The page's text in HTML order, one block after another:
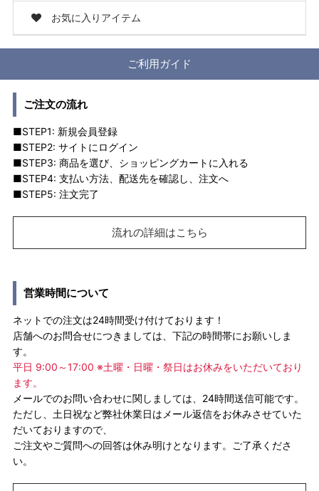
お気に入りアイテム
ご利用ガイド
ご注文の流れ
■STEP1: 新規会員登録
■STEP2: サイトにログイン
■STEP3: 商品を選び、ショッピングカートに入れる
■STEP4: 支払い方法、配送先を確認し、注文へ
■STEP5: 注文完了
流れの詳細はこちら
営業時間について
ネットでの注文は24時間受け付けております！
店舗へのお問合せにつきましては、下記の時間帯にお願いしま
す。
平日 9:00～17:00 ※土曜・日曜・祭日はお休みをいただいており
ます。
メールでのお問い合わせに関しましては、24時間送信可能です。
ただし、土日祝など弊社休業日はメール返信をお休みさせていた
だいておりますので、
ご注文やご質問への回答は休み明けとなります。ご了承くださ
い。